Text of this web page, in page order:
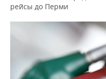
рейсы до Перми